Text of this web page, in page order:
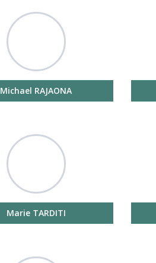
Michael RAJAONA
Marie TARDITI